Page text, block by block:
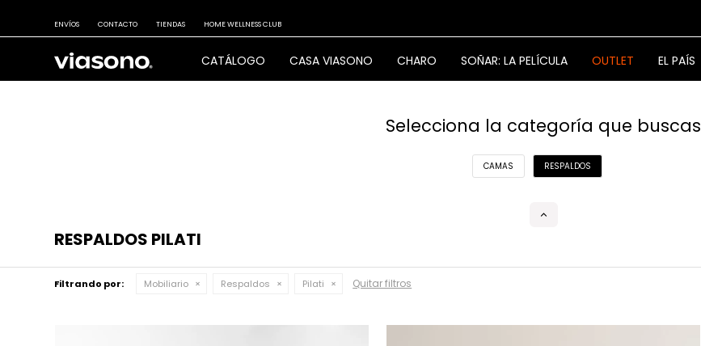
CATÁLOGO CASA VIASONO CHARO SOÑAR: LA PELÍCULA OUTLET EL PAÍS
ENVÍOS CONTACTO TIENDAS HOME WELLNESS CLUB
Selecciona la categoría que buscas
CAMAS RESPALDOS
RESPALDOS PILATI
Filtrando por: Mobiliario Respaldos Pilati Quitar filtros